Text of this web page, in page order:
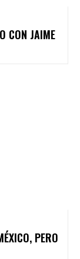
CON JAIME
PERO